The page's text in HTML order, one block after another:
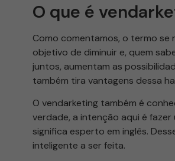
O que é
Como comentamos, o termo se
objetivo de diminuir e, quem
juntos, aumentam as
também tira vantagens dessa
O vendarketing também é
verdade, a intenção aqui é
significa esperto em inglês.
inteligente a ser feita.